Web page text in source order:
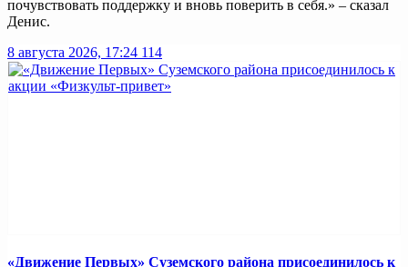
почувствовать поддержку и вновь поверить в себя.» – сказал
Денис.
8 августа 2026, 17:24 114
«Движение Первых» Суземского района присоединилось к